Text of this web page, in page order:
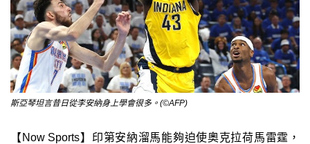
斯亞琴坦言昔日從李安納身上學會很多。(©AFP)
【Now Sports】印第安納溜馬能夠迫使奧克拉荷馬雷霆，